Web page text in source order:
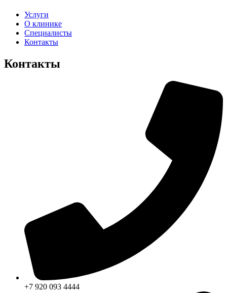
Услуги
О клинике
Специалисты
Контакты
Контакты
+7 920 093 4444